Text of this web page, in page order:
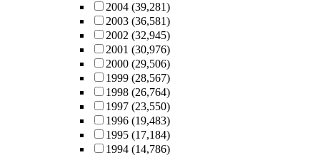
2004 (39,281)
2003 (36,581)
2002 (32,945)
2001 (30,976)
2000 (29,506)
1999 (28,567)
1998 (26,764)
1997 (23,550)
1996 (19,483)
1995 (17,184)
1994 (14,786)